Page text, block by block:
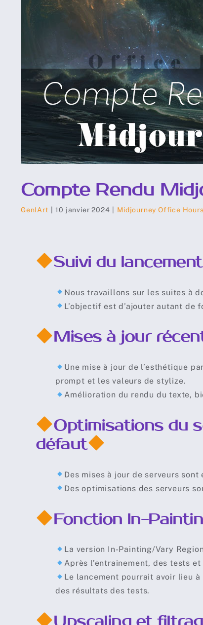
Compte Rendu
GenIArt 10 janvier 2024 Midjourney Office Hours
Suivi du
Nous travaillons sur les suites à
L’objectif est d’ajouter autant de
Mises à jour
Une mise à jour de l’esthétique
prompt et les valeurs de stylize.
Amélioration du rendu du texte,
Optimisations du
défaut
Des mises à jour de serveurs
Des optimisations des serveurs
Fonction In-
La version In-Painting/Vary
Après l’entrainement, des tests
Le lancement pourrait avoir lieu
des résultats des tests.